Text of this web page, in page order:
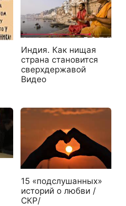
Индия. Как нищая
страна становится
сверхдержавой
Видео
15 «подслушанных»
историй о любви /
СКР/